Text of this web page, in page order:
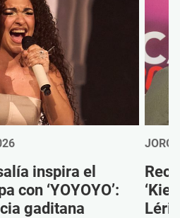
inspira el
con ‘YOYOYO’:
gaditana